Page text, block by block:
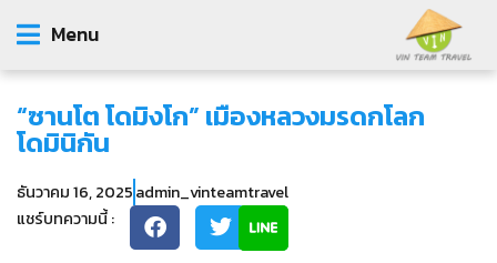
Menu
“ซานโต โดมิงโก” เมืองหลวงมรดกโลก
โดมินิกัน
ธันวาคม 16, 2025admin_vinteamtravel
แชร์บทความนี้ :